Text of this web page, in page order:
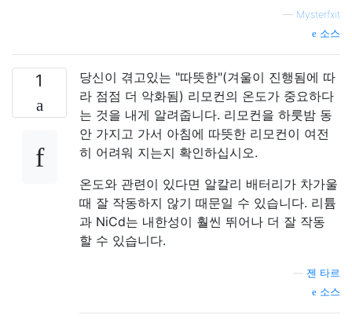
— Mysterfxit
소스
1
당신이 겪고있는 "따뜻한"(겨울이 진행됨에 따
라 점점 더 악화됨) 리모컨의 온도가 중요하다
는 것을 내게 알려줍니다. 리모컨을 하룻밤 동
안 가지고 가서 아침에 따뜻한 리모컨이 여전
히 어려워 지는지 확인하십시오.
온도와 관련이 있다면 알칼리 배터리가 차가울
때 잘 작동하지 않기 때문일 수 있습니다. 리튬
과 NiCd는 내한성이 훨씬 뛰어나 더 잘 작동
할 수 있습니다.
젠 타르
소스